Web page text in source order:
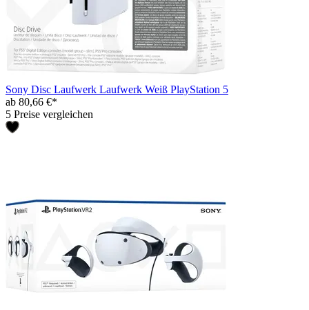
Sony Disc Laufwerk Laufwerk Weiß PlayStation 5
ab 80,66 €*
5 Preise vergleichen